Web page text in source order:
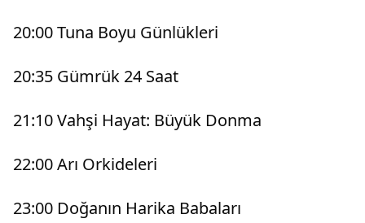
20:00 Tuna Boyu Günlükleri
20:35 Gümrük 24 Saat
21:10 Vahşi Hayat: Büyük Donma
22:00 Arı Orkideleri
23:00 Doğanın Harika Babaları